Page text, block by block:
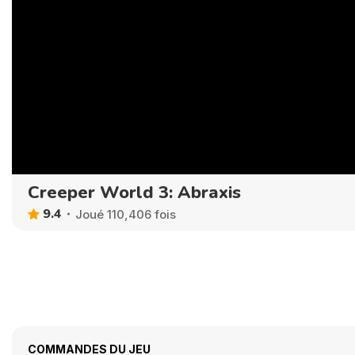
Creeper World 3: Abraxis
9.4 Joué 110,406 fois
COMMANDES DU JEU